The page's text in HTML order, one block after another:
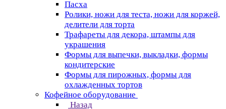
Пасха
Ролики, ножи для теста, ножи для коржей,
делители для торта
Трафареты для декора, штампы для
украшения
Формы для выпечки, выкладки, формы
кондитерские
Формы для пирожных, формы для
охлажденных тортов
Кофейное оборудование
Назад